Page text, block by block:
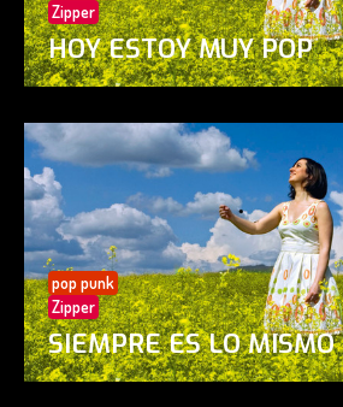
Zipper
HOY ESTOY MUY POP
pop punk
Zipper
SIEMPRE ES LO MISMO